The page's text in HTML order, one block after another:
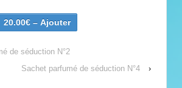
20.00€ – Ajouter
de séduction N°2
Sachet parfumé de séduction N°4
›